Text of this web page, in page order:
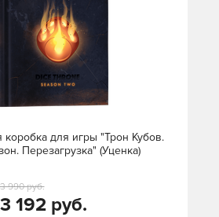
коробка для игры "Трон Кубов.
Перезагрузка" (Уценка)
3 192 руб.
3 990 руб.